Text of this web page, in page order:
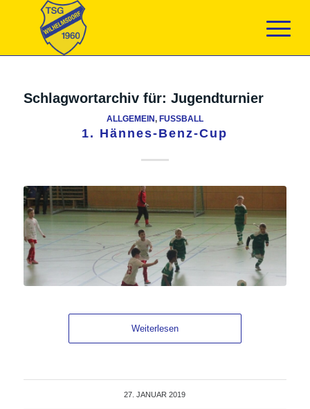
Schlagwortarchiv für: Jugendturnier
ALLGEMEIN, FUSSBALL
1. Hännes-Benz-Cup
Weiterlesen
27. JANUAR 2019